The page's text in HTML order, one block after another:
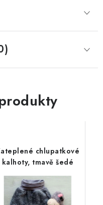
chlupatkové
kalhoty, tmavě šedé